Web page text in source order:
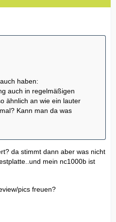
haben:
auch in regelmäßigen
ähnlich an wie ein lauter
Kann man da was
da stimmt dann aber was nicht
mein nc1000b ist
pics freuen?